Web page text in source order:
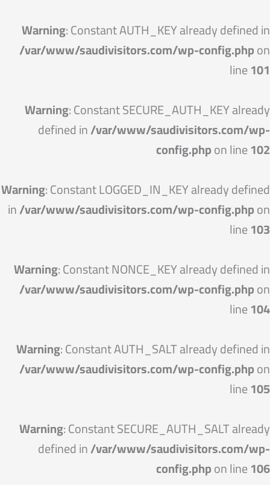
Warning: Constant AUTH_KEY already defined in
/var/www/saudivisitors.com/wp-config.phpon
line101
Warning: Constant SECURE_AUTH_KEY already
defined in/var/www/saudivisitors.com/wp-
config.phpon line102
Warning: Constant LOGGED_IN_KEY already defined
in/var/www/saudivisitors.com/wp-config.phpon
line103
Warning: Constant NONCE_KEY already defined in
/var/www/saudivisitors.com/wp-config.phpon
line104
Warning: Constant AUTH_SALT already defined in
/var/www/saudivisitors.com/wp-config.phpon
line105
Warning: Constant SECURE_AUTH_SALT already
defined in/var/www/saudivisitors.com/wp-
config.phpon line106
إلى
المحتوى